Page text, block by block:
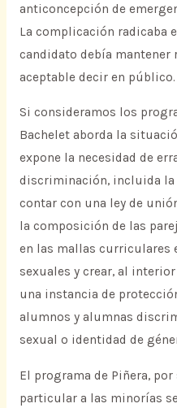
anticoncepción de
La complicación radicaba
candidato debía mantener
aceptable decir en público.
Si consideramos los
Bachelet aborda la
expone la necesidad de
discriminación, incluida la
contar con una ley de
la composición de las
en las mallas curriculares
sexuales y crear, al
una instancia de
alumnos y alumnas
sexual o identidad de
El programa de Piñera,
particular a las minorías